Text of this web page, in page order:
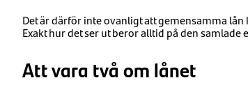
Det är därför inte ovanligt att gemensamma
Exakt hur det ser ut beror alltid på den
Att vara två om lånet